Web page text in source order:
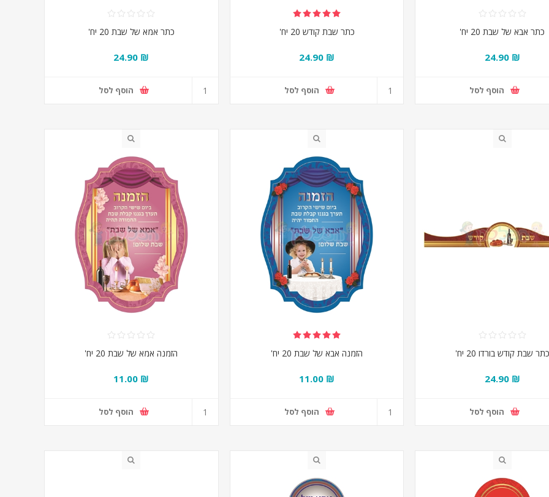
כתר אבא של שבת 20 יח'
₪ 24.90
הוסף לסל
כתר שבת קודש 20 יח'
₪ 24.90
הוסף לסל
כתר אמא של שבת 20 יח'
₪ 24.90
הוסף לסל
כתר שבת קודש בורדו 20 יח'
₪ 24.90
הוסף לסל
הזמנה אבא של שבת 20 יח'
₪ 11.00
הוסף לסל
הזמנה אמא של שבת 20 יח'
₪ 11.00
הוסף לסל